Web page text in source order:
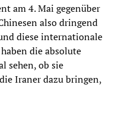
am 4. Mai gegenüber
also dringend
diese internationale
die absolute
sehen, ob sie
Iraner dazu bringen,